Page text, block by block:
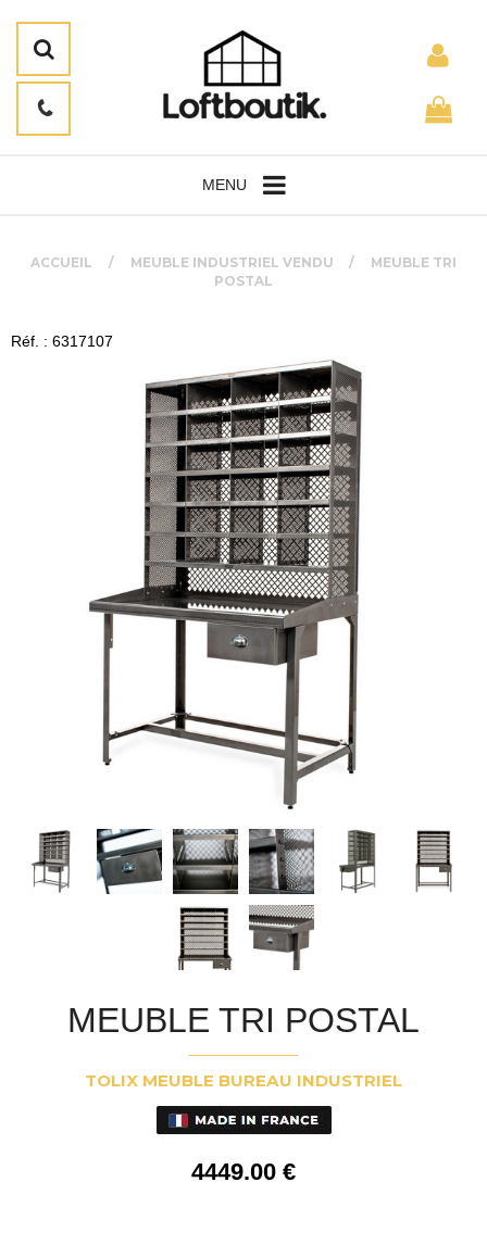
MENU
ACCUEIL MEUBLE INDUSTRIEL VENDU
MEUBLE TRI
POSTAL
Réf. : 6317107
MEUBLE TRI POSTAL
TOLIX MEUBLE BUREAU INDUSTRIEL
4449.00 €